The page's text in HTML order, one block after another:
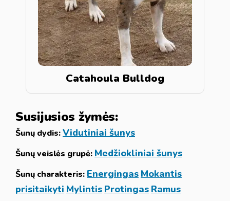
Catahoula Bulldog
Susijusios žymės:
Šunų dydis:Vidutiniai šunys
Šunų veislės grupė: Medžiokliniai šunys
Šunų charakteris: Energingas Mokantis
prisitaikyti Mylintis Protingas Ramus